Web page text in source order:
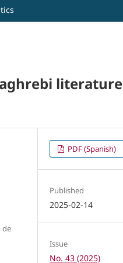
literature
de
PDF (Spanish)
Published
2025-02-14
Issue
No. 43 (2025)